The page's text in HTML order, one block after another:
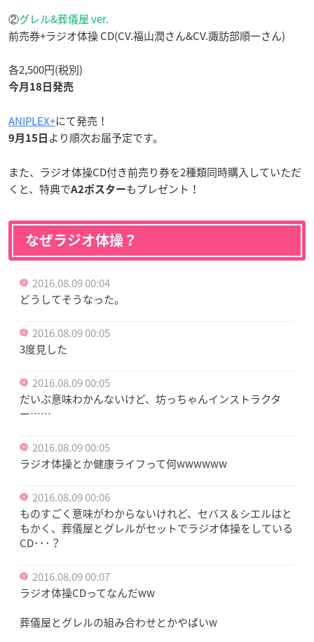
②グレル&葬儀屋 ver.
前売券+ラジオ体操 CD(CV.福山潤さん&CV.諏訪部順一さん)
各2,500円(税別)
今月18日発売
ANIPLEX+にて発売！
9月15日 より順次お届予定です。
また、ラジオ体操CD付き前売り券を2種類同時購入していただ
くと、特典でA2ポスターもプレゼント！
なぜラジオ体操？
2016.08.09 00:04
どうしてそうなった。
2016.08.09 00:05
3度見した
2016.08.09 00:05
だいぶ意味わかんないけど、坊っちゃんインストラクタ
ー……
2016.08.09 00:05
ラジオ体操とか健康ライフって何wwwwww
2016.08.09 00:06
ものすごく意味がわからないけれど、セバス＆シエルはと
もかく、葬儀屋とグレルがセットでラジオ体操をしている
CD･･･？
2016.08.09 00:07
ラジオ体操CDってなんだww
葬儀屋とグレルの組み合わせとかやばいw